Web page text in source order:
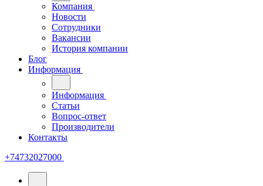
Компания
Новости
Сотрудники
Вакансии
История компании
Блог
Информация
Информация
Статьи
Вопрос-ответ
Производители
Контакты
+74732027000